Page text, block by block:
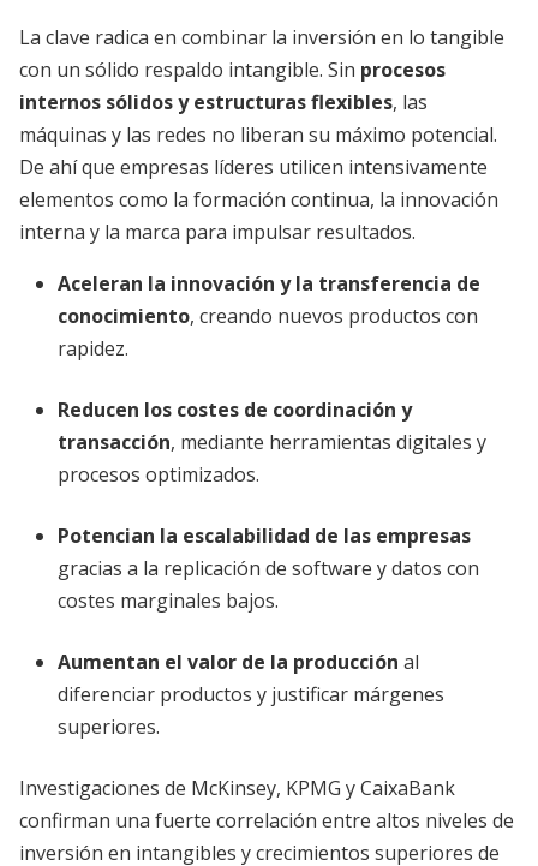
La clave radica en combinar la inversión en lo tangible
con un sólido respaldo intangible. Sin procesos
internos sólidos y estructuras flexibles, las
máquinas y las redes no liberan su máximo potencial.
De ahí que empresas líderes utilicen intensivamente
elementos como la formación continua, la innovación
interna y la marca para impulsar resultados.
Aceleran la innovación y la transferencia de
conocimiento, creando nuevos productos con
rapidez.
Reducen los costes de coordinación y
transacción, mediante herramientas digitales y
procesos optimizados.
Potencian la escalabilidad de las empresas
gracias a la replicación de software y datos con
costes marginales bajos.
Aumentan el valor de la producción al
diferenciar productos y justificar márgenes
superiores.
Investigaciones de McKinsey, KPMG y CaixaBank
confirman una fuerte correlación entre altos niveles de
inversión en intangibles y crecimientos superiores de